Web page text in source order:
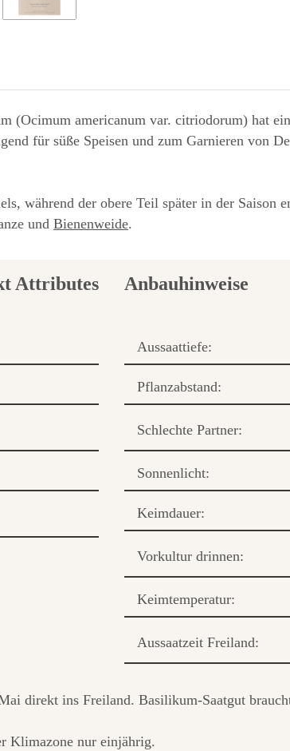
(Ocimum americanum var. citriodorum) hat
für süße Speisen und zum Garnieren von
während der obere Teil später in der
und Bienenweide.
Anbauhinweise
Aussaattiefe:
Pflanzabstand:
Schlechte Partner:
Sonnenlicht:
Keimdauer:
Vorkultur drinnen:
Keimtemperatur:
Aussaatzeit Freiland:
direkt ins Freiland. Basilikum-Saatgut
Klimazone nur einjährig.